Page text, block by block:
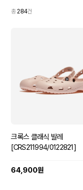
총 284건
크록스 클래식 발레
[CRS211994/0122821]
64,900원